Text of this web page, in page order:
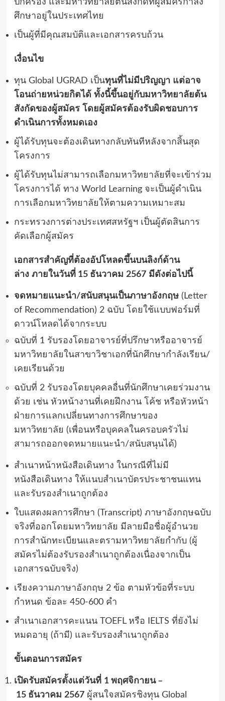
ปกครอง และมหาวิทยาลัยต้นสังกัดที่ผู้สมัครกำลัง
ศึกษาอยู่ในประเทศไทย
เป็นผู้ที่มีคุณสมบัติและเอกสารครบถ้วน
เงื่อนไข
ทุนGlobal UGRAD เป็นทุนที่ไม่มีปริญญา แต่อาจ
โอนถ่ายหน่วยกิตได้ ทั้งนี้ขึ้นอยู่กับมหาวิทยาลัยต้น
สังกัดของผู้สมัคร โดยผู้สมัครต้องรับผิดชอบการ
ดำเนินการทั้งหมดเอง
ผู้ได้รับทุนจะต้องเดินทางกลับทันทีหลังจากสิ้นสุด
โครงการ
ผู้ได้รับทุนไม่สามารถเลือกมหาวิทยาลัยที่จะเข้าร่วม
โครงการได้ ทาง World Learning จะเป็นผู้ดำเนิน
การเลือกมหาวิทยาลัยให้ตามความเหมาะสม
กระทรวงการต่างประเทศสหรัฐฯ เป็นผู้ตัดสินการ
คัดเลือกผู้สมัคร
เอกสารสำคัญที่ต้องอัปโหลดขึ้นบนลิงก์ด้าน
ล่าง ภายในวันที่15 ธันวาคม 2567 มีดังต่อไปนี้
จดหมายแนะนำ/สนับสนุนเป็นภาษาอังกฤษ(Letter
of Recommendation) 2 ฉบับ โดยใช้แบบฟอร์มที่
ดาวน์โหลดได้จากระบบ
ฉบับที่ 1 รับรองโดยอาจารย์ที่ปรึกษาหรืออาจารย์
มหาวิทยาลัยในสาขาวิชาเอกที่นักศึกษากำลังเรียน/
เคยเรียนด้วย
ฉบับที่ 2 รับรองโดยบุคคลอื่นที่นักศึกษาเคยร่วมงาน
ด้วย เช่น หัวหน้างานที่เคยฝึกงาน โค้ช หรือหัวหน้า
ฝ่ายการแลกเปลี่ยนทางการศึกษาของ
มหาวิทยาลัย (เพื่อนหรือบุคคลในครอบครัวไม่
สามารถออกจดหมายแนะนำ/สนับสนุนได้)
สำเนาหน้าหนังสือเดินทาง ในกรณีที่ไม่มี
หนังสือเดินทาง ให้แนบสำเนาบัตรประชาชนแทน
และรับรองสำเนาถูกต้อง
ใบแสดงผลการศึกษา (Transcript) ภาษาอังกฤษฉบับ
จริงที่ออกโดยมหาวิทยาลัย มีลายมือชื่อผู้อำนวย
การสำนักทะเบียนและตรามหาวิทยาลัยกำกับ(ผู้
สมัครไม่ต้องรับรองสำเนาถูกต้องเนื่องจากเป็น
เอกสารฉบับจริง)
เรียงความภาษาอังกฤษ 2 ข้อ ตามหัวข้อที่ระบบ
กำหนด ข้อละ 450-600 คำ
สำเนาเอกสารคะแนนTOEFL หรือ IELTS ที่ยังไม่
หมดอายุ (ถ้ามี) และรับรองสำเนาถูกต้อง
ขั้นตอนการสมัคร
เปิดรับสมัครตั้งแต่วันที่ 1 พฤศจิกายน–
15 ธันวาคม 2567 ผู้สนใจสมัครชิงทุนGlobal